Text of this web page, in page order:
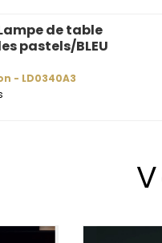
de table
pastels/BLEU
- LD0340A3